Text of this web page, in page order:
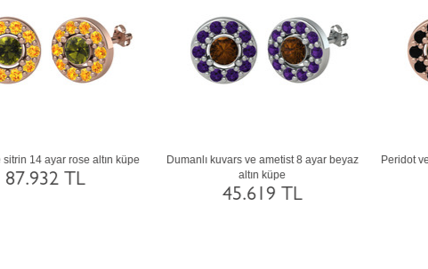
zümrüt ve yeşil kuvars 8 ayar altın
küpe
Rodolit garnet 18 ayar rose altın küpe
124.128 TL